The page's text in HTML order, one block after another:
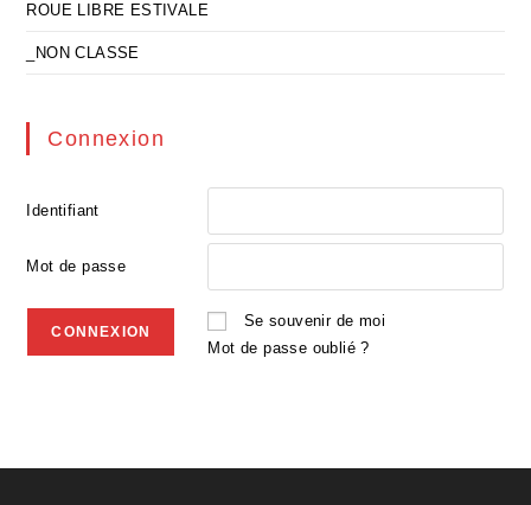
ROUE LIBRE ESTIVALE
_NON CLASSE
Connexion
Identifiant
Mot de passe
Se souvenir de moi
Mot de passe oublié ?